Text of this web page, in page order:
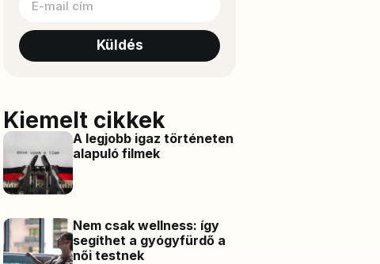
Küldés
Kiemelt cikkek
A legjobb igaz történeten
alapuló filmek
Nem csak wellness: így
segíthet a gyógyfürdő a
női testnek